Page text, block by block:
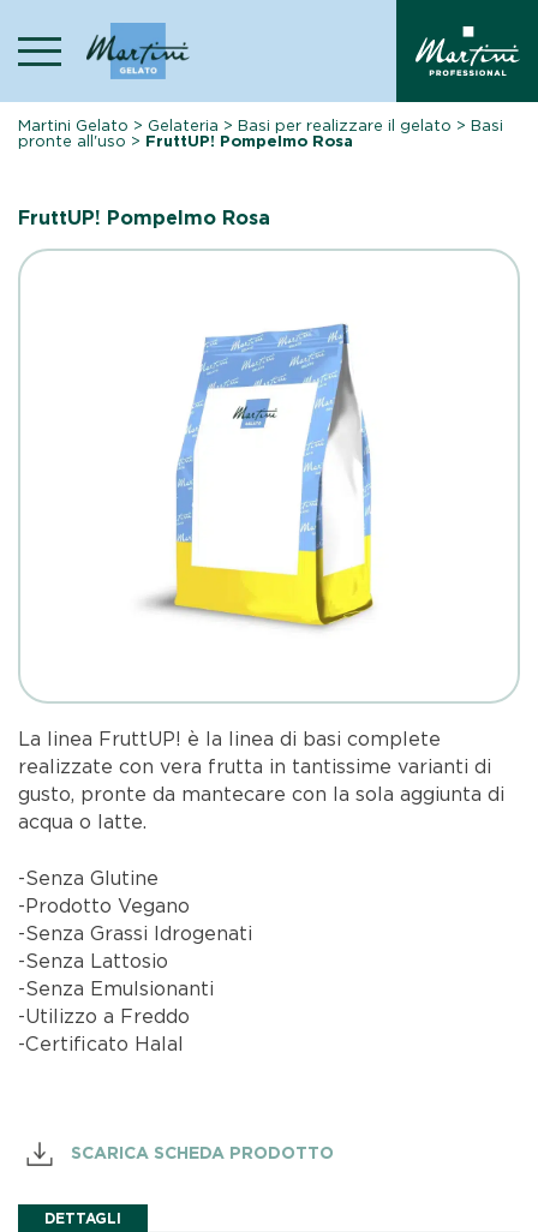
content
Martini Gelato > Gelateria >Basi per realizzare il gelato >Basi
pronte all'uso > FruttUP! Pompelmo Rosa
FruttUP! Pompelmo Rosa
La linea FruttUP! è la linea di basi complete
realizzate con vera frutta in tantissime varianti di
gusto, pronte da mantecare con la sola aggiunta di
acqua o latte.
-Senza Glutine
-Prodotto Vegano
-Senza Grassi Idrogenati
-Senza Lattosio
-Senza Emulsionanti
-Utilizzo a Freddo
-Certificato Halal
SCARICA SCHEDA PRODOTTO
DETTAGLI